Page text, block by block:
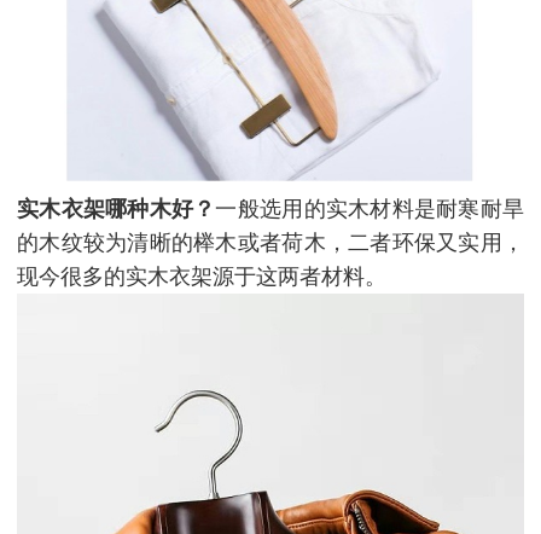
实木衣架哪种木好？一般选用的实木材料是耐寒耐旱
的木纹较为清晰的榉木或者荷木，二者环保又实用，
现今很多的实木衣架源于这两者材料。